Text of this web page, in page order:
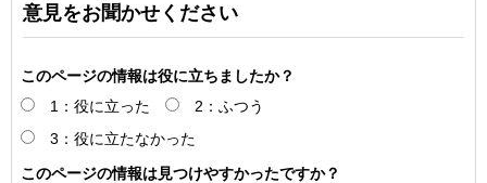
意見をお聞かせください
このページの情報は役に立ちましたか？
1：役に立った
2：ふつう
3：役に立たなかった
このページの情報は見つけやすかったですか？